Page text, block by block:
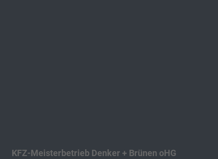
KFZ-Meisterbetrieb Denker + Brünen oHG